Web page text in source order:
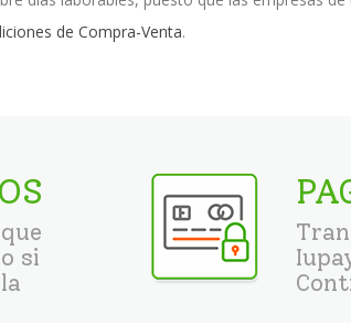
de Compra-Venta.
si